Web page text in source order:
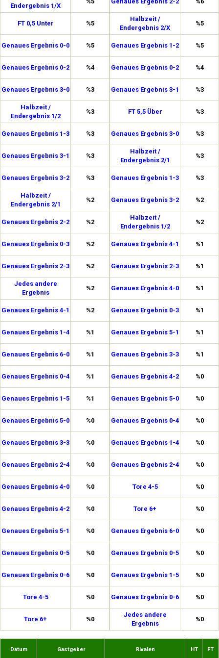
Endergebnis 1/X
FT 0,5 Unter %5
Genaues Ergebnis 0-0 %5
Genaues Ergebnis 0-2 %4
Genaues Ergebnis 3-0 %3
Halbzeit /
Endergebnis 1/2
%3
Genaues Ergebnis 1-3 %3
Genaues Ergebnis 3-1 %3
Genaues Ergebnis 3-2 %3
Halbzeit /
Endergebnis 2/1
%2
Genaues Ergebnis 2-2 %2
Genaues Ergebnis 0-3 %2
Genaues Ergebnis 2-3 %2
Jedes andere
Ergebnis
%2
Genaues Ergebnis 4-1 %2
Genaues Ergebnis 1-4 %1
Genaues Ergebnis 6-0 %1
Genaues Ergebnis 0-4 %1
Genaues Ergebnis 1-5 %1
Genaues Ergebnis 5-0 %0
Genaues Ergebnis 3-3 %0
Genaues Ergebnis 2-4 %0
Genaues Ergebnis 4-0 %0
Genaues Ergebnis 4-2 %0
Genaues Ergebnis 5-1 %0
Genaues Ergebnis 0-5 %0
Genaues Ergebnis 0-6 %0
Tore 4-5 %0
Tore 6+ %0
Halbzeit /
Endergebnis 2/X
%5
Genaues Ergebnis 1-2 %5
Genaues Ergebnis 0-2 %4
Genaues Ergebnis 3-1 %3
FT 5,5 Über %3
Genaues Ergebnis 3-0 %3
Halbzeit /
Endergebnis 2/1
%3
Genaues Ergebnis 1-3 %3
Genaues Ergebnis 3-2 %2
Halbzeit /
Endergebnis 1/2
%2
Genaues Ergebnis 4-1 %1
Genaues Ergebnis 2-3 %1
Genaues Ergebnis 4-0 %1
Genaues Ergebnis 0-3 %1
Genaues Ergebnis 5-1 %1
Genaues Ergebnis 3-3 %1
Genaues Ergebnis 4-2 %0
Genaues Ergebnis 5-0 %0
Genaues Ergebnis 0-4 %0
Genaues Ergebnis 1-4 %0
Genaues Ergebnis 2-4 %0
Tore 4-5 %0
Tore 6+ %0
Genaues Ergebnis 6-0 %0
Genaues Ergebnis 0-5 %0
Genaues Ergebnis 1-5 %0
Genaues Ergebnis 0-6 %0
Jedes andere
Ergebnis
%0
Datum Gastgeber Rivalen HT FT